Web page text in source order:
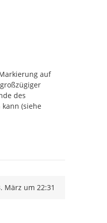
auf
des
(siehe
des Erstellens
des Erstellens
März um 22:31